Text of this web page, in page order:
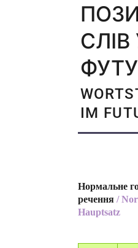
СЛІВ
IM
Нормальне
речення /
Hauptsatz